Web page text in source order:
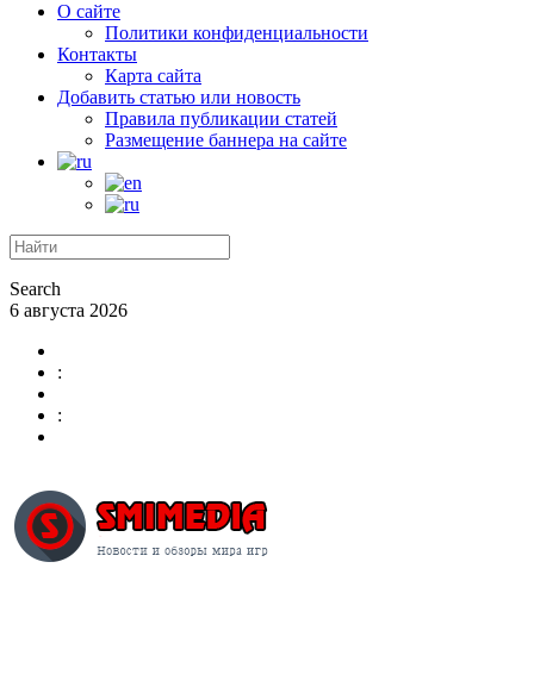
О сайте
Политики конфиденциальности
Контакты
Карта сайта
Добавить статью или новость
Правила публикации статей
Размещение баннера на сайте
Search
6 августа 2026
:
: